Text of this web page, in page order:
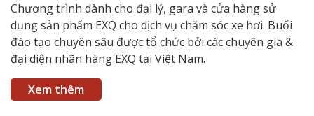
Chương trình dành cho đại lý, gara và cửa hàng sử
dụng sản phẩm EXQ cho dịch vụ chăm sóc xe hơi. Buổi
đào tạo chuyên sâu được tổ chức bởi các chuyên gia &
đại diện nhãn hàng EXQ tại Việt Nam.
Xem thêm